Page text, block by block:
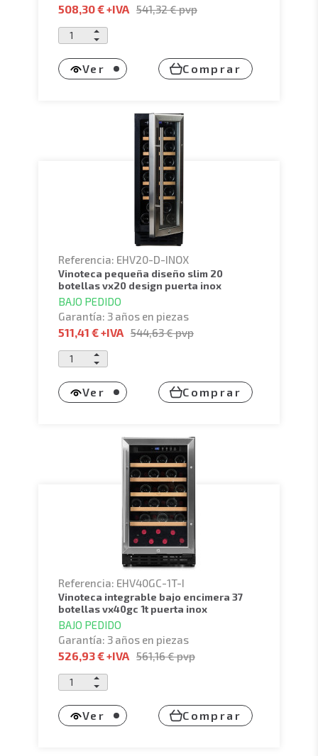
508,30 €+IVA 541,32 €pvp
Ver Comprar
Referencia: EHV20-D-INOX
vinoteca pequeña diseño slim 20
botellas vx20 design puerta inox
BAJO PEDIDO
Garantía: 3 años en piezas
511,41 €+IVA 544,63 €pvp
Ver Comprar
Referencia: EHV40GC-1T-I
vinoteca integrable bajo encimera 37
botellas vx40gc 1t puerta inox
BAJO PEDIDO
Garantía: 3 años en piezas
526,93 €+IVA 561,16 €pvp
Ver Comprar